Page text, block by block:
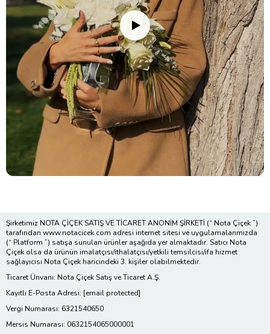
Şirketimiz NOTA ÇİÇEK SATIŞ VE TİCARET ANONİM ŞİRKETİ (“ Nota Çiçek ”)
tarafından www.notacicek.com adresi internet sitesi ve uygulamalarımızda
(“ Platform ”) satışa sunulan ürünler aşağıda yer almaktadır. Satıcı Nota
Çiçek olsa da ürünün imalatçısı/ithalatçısı/yetkili temsilcisi/ifa hizmet
sağlayıcısı Nota Çiçek haricindeki 3. kişiler olabilmektedir.
Ticaret Ünvanı: Nota Çiçek Satış ve Ticaret A.Ş.
Kayıtlı E-Posta Adresi: [email protected]
Vergi Numarası: 6321540650
Mersis Numarası: 0632154065000001